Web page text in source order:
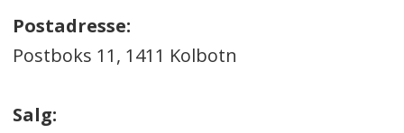
Postadresse:
Postboks 11, 1411 Kolbotn
Salg: